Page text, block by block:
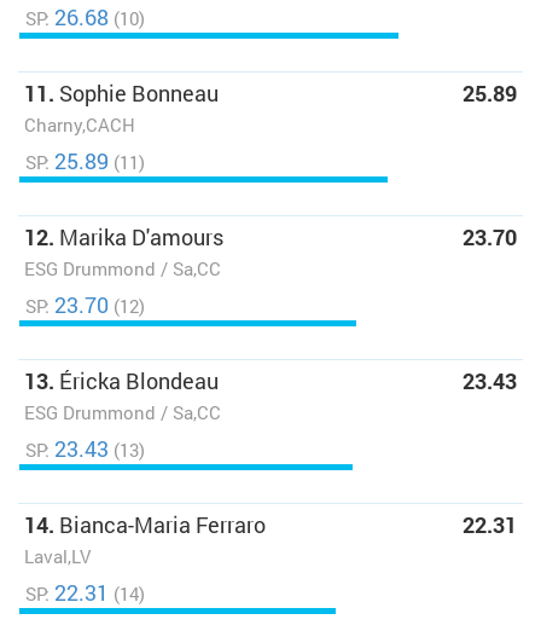
SP: 26.68 (10)
11. Sophie Bonneau
Charny,CACH
25.89
SP: 25.89 (11)
12. Marika D'amours
ESG Drummond / Sa,CC
23.70
SP: 23.70 (12)
13. Éricka Blondeau
ESG Drummond / Sa,CC
23.43
SP: 23.43 (13)
14. Bianca-Maria Ferraro
Laval,LV
22.31
SP: 22.31 (14)